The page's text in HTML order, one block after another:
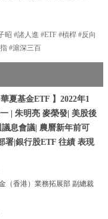
#諸人進 #ETF #槓桿 #反向
#滬深三百
夏基金ETF 】2022年1
| 朱明亮 麥榮發| 美股後
息會議| 農曆新年前可
署|銀行股ETF 往績 表現
（香港）業務拓展部 副總裁